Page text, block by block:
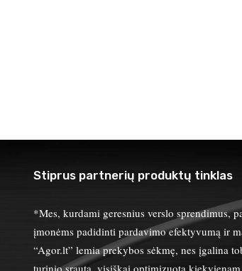
Stiprus partnerių produktų tinklas
*Mes, kurdami geresnius verslo sprendimus,
įmonėms padidinti pardavimo efektyvumą ir
“Agor.lt” lemia prekybos sėkmę, nes įgalina
turinio srautą, visiškai optimizuotą